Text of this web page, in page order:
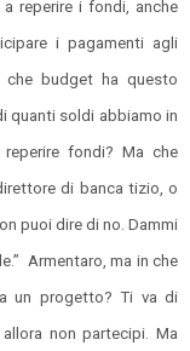
reperire i fondi, anche
i pagamenti agli
budget ha questo
quanti soldi abbiamo in
fondi? Ma che
di banca tizio, o
puoi dire di no. Dammi
Armentaro, ma in che
un progetto? Ti va di
non partecipi. Ma